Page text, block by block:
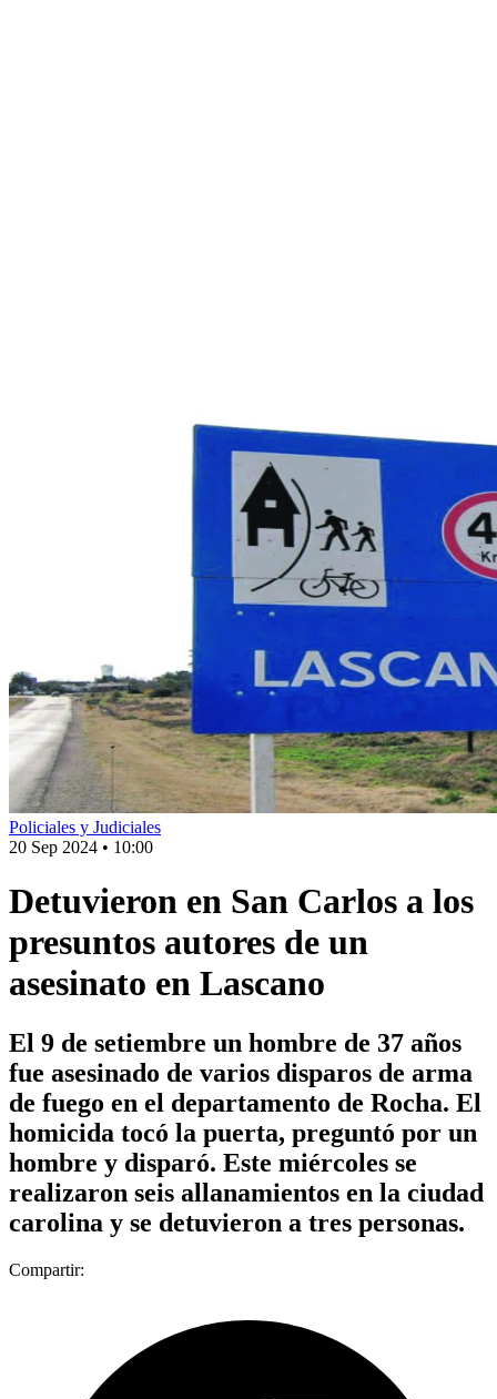
Policiales y Judiciales
20 Sep 2024 • 10:00
Detuvieron en San Carlos a los
presuntos autores de un
asesinato en Lascano
El 9 de setiembre un hombre de 37 años
fue asesinado de varios disparos de arma
de fuego en el departamento de Rocha. El
homicida tocó la puerta, preguntó por un
hombre y disparó. Este miércoles se
realizaron seis allanamientos en la ciudad
carolina y se detuvieron a tres personas.
Compartir: